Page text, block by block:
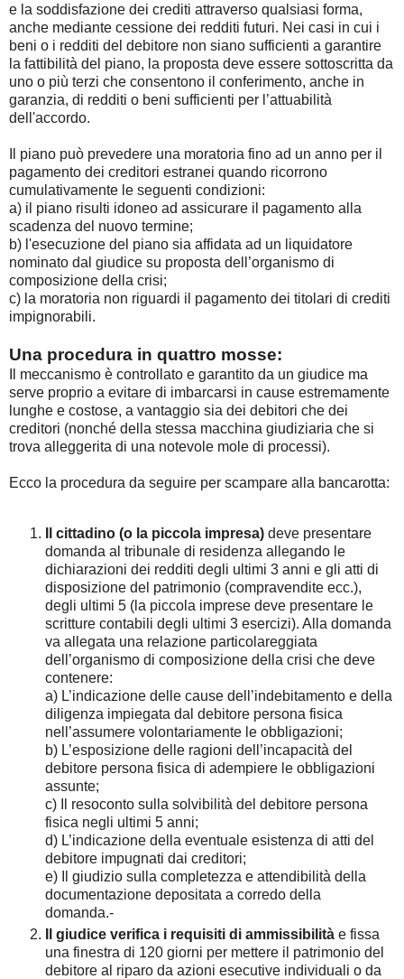
e la soddisfazione dei crediti attraverso qualsiasi forma,
anche mediante cessione dei redditi futuri. Nei casi in cui i
beni o i redditi del debitore non siano sufficienti a garantire
la fattibilità del piano, la proposta deve essere sottoscritta da
uno o più terzi che consentono il conferimento, anche in
garanzia, di redditi o beni sufficienti per l’attuabilità
dell'accordo.
Il piano può prevedere una moratoria fino ad un anno per il
pagamento dei creditori estranei quando ricorrono
cumulativamente le seguenti condizioni:
a) il piano risulti idoneo ad assicurare il pagamento alla
scadenza del nuovo termine;
b) l'esecuzione del piano sia affidata ad un liquidatore
nominato dal giudice su proposta dell’organismo di
composizione della crisi;
c) la moratoria non riguardi il pagamento dei titolari di crediti
impignorabili.
Una procedura in quattro mosse:
Il meccanismo è controllato e garantito da un giudice ma
serve proprio a evitare di imbarcarsi in cause estremamente
lunghe e costose, a vantaggio sia dei debitori che dei
creditori (nonché della stessa macchina giudiziaria che si
trova alleggerita di una notevole mole di processi).
Ecco la procedura da seguire per scampare alla bancarotta:
Il cittadino (o la piccola impresa) deve presentare
domanda al tribunale di residenza allegando le
dichiarazioni dei redditi degli ultimi 3 anni e gli atti di
disposizione del patrimonio (compravendite ecc.),
degli ultimi 5 (la piccola imprese deve presentare le
scritture contabili degli ultimi 3 esercizi). Alla domanda
va allegata una relazione particolareggiata
dell’organismo di composizione della crisi che deve
contenere:
a) L’indicazione delle cause dell’indebitamento e della
diligenza impiegata dal debitore persona fisica
nell’assumere volontariamente le obbligazioni;
b) L’esposizione delle ragioni dell’incapacità del
debitore persona fisica di adempiere le obbligazioni
assunte;
c) Il resoconto sulla solvibilità del debitore persona
fisica negli ultimi 5 anni;
d) L’indicazione della eventuale esistenza di atti del
debitore impugnati dai creditori;
e) Il giudizio sulla completezza e attendibilità della
documentazione depositata a corredo della
domanda.-
Il giudice verifica i requisiti di ammissibilità e fissa
una finestra di 120 giorni per mettere il patrimonio del
debitore al riparo da azioni esecutive individuali o da